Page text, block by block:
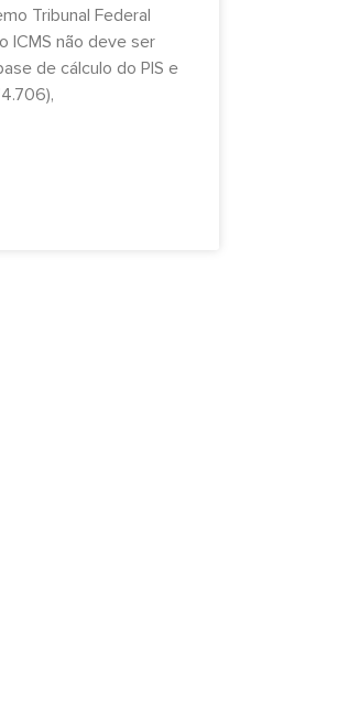
Tribunal Federal
ICMS não deve ser
de cálculo do PIS e